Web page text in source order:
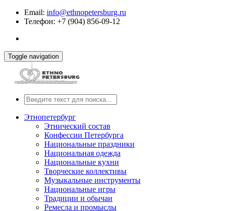
Email: info@ethnopetersburg.ru
Телефон: +7 (904) 856-09-12
Toggle navigation
Этнопетербург
Этнический состав
Конфессии Петербурга
Национальные праздники
Национальная одежда
Национальные кухни
Творческие коллективы
Музыкальные инструменты
Национальные игры
Традиции и обычаи
Ремесла и промыслы